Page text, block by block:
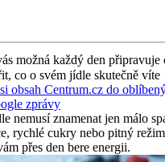
možná každý den
co o svém jídle skutečně víte
obsah Centrum.cz do
zprávy
nemusí znamenat jen málo
rychlé cukry nebo pitný
přes den bere energii.